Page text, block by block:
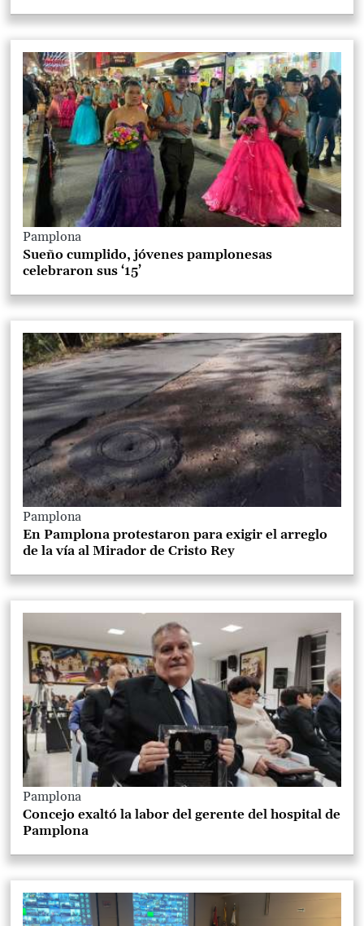
Pamplona
Sueño cumplido, jóvenes pamplonesas
celebraron sus ‘15’
Pamplona
En Pamplona protestaron para exigir el arreglo
de la vía al Mirador de Cristo Rey
Pamplona
Concejo exaltó la labor del gerente del hospital de
Pamplona